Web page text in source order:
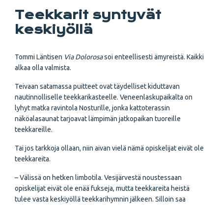
Teekkarit syntyvät
keskiyöllä
Tommi Läntisen Via Dolorosasoi enteellisesti ämyreistä. Kaikki
alkaa olla valmista.
Teivaan satamassa puitteet ovat täydelliset kiduttavan
nautinnolliselle teekkarikasteelle. Veneenlaskupaikalta on
lyhyt matka ravintola Nosturille, jonka kattoterassin
näköalasaunat tarjoavat lämpimän jatkopaikan tuoreille
teekkareille.
Tai jos tarkkoja ollaan, niin aivan vielä nämä opiskelijat eivät ole
teekkareita.
– Välissä on hetken limbotila. Vesijärvestä noustessaan
opiskelijat eivät ole enää fukseja, mutta teekkareita heistä
tulee vasta keskiyöllä teekkarihymnin jälkeen. Silloin saa